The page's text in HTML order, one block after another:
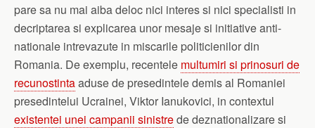
pare sa nu mai aiba deloc nici interes si nici specialisti in
decriptarea si explicarea unor mesaje si initiative anti-
nationale intrevazute in miscarile politicienilor din
Romania. De exemplu, recentele multumiri si prinosuri de
recunostintaaduse de presedintele demis al Romaniei
presedintelui Ucrainei, Viktor Ianukovici, in contextul
existentei unei campanii sinistrede deznationalizare si